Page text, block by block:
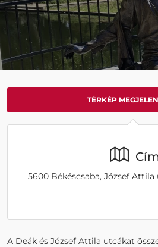
TÉRKÉP
5600 Békéscsaba, József
A Deák és József Attila utcákat